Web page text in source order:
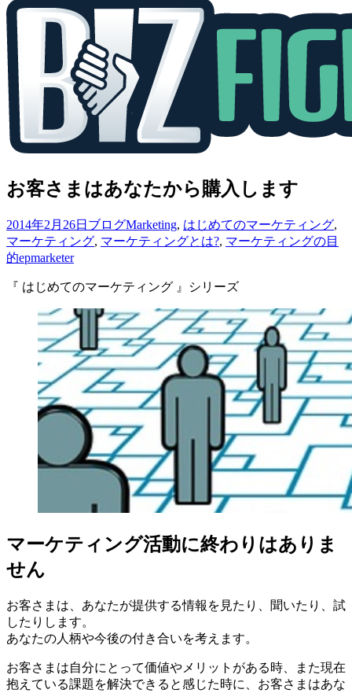
お客さまはあなたから購入します
2014年2月26日 ブログMarketing, はじめてのマーケティング,
マーケティング, マーケティングとは?, マーケティングの目
的epmarketer
『 はじめてのマーケティング 』シリーズ
マーケティング活動に終わりはありま
せん
お客さまは、あなたが提供する情報を見たり、聞いたり、試
したりします。
あなたの人柄や今後の付き合いを考えます。
お客さまは自分にとって価値やメリットがある時、また現在
抱えている課題を解決できると感じた時に、お客さまはあな